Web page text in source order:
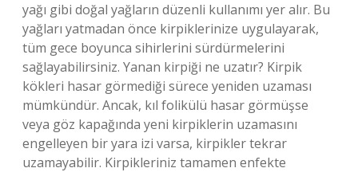
yağı gibi doğal yağların düzenli kullanımı yer alır. Bu
yağları yatmadan önce kirpiklerinize uygulayarak,
tüm gece boyunca sihirlerini sürdürmelerini
sağlayabilirsiniz. Yanan kirpiği ne uzatır? Kirpik
kökleri hasar görmediği sürece yeniden uzaması
mümkündür. Ancak, kıl folikülü hasar görmüşse
veya göz kapağında yeni kirpiklerin uzamasını
engelleyen bir yara izi varsa, kirpikler tekrar
uzamayabilir. Kirpikleriniz tamamen enfekte